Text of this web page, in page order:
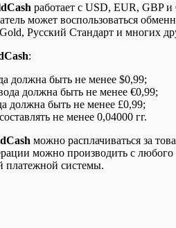
работает с USD, EUR, GBP
может воспользоваться
Русский Стандарт и многих
:
должна быть не менее $0,99;
должна быть не менее €0,99;
должна быть не менее £0,99;
не менее 0,04000 гг.
можно расплачиваться за
можно производить с
платежной системы.